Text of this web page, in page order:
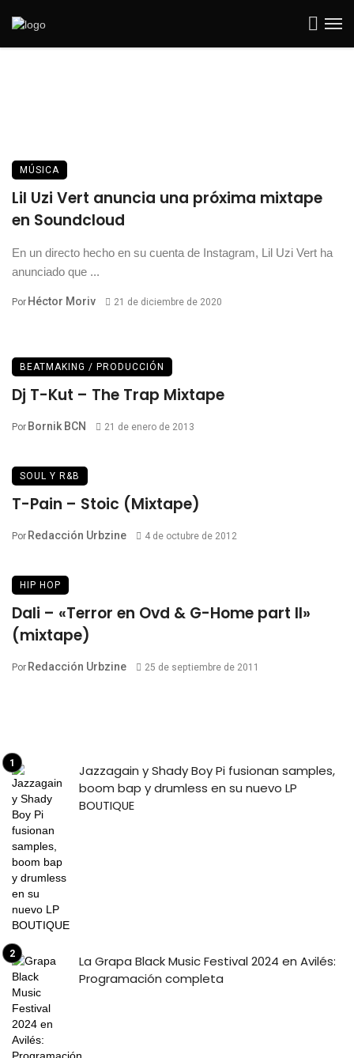
MÚSICA
Lil Uzi Vert anuncia una próxima mixtape
en Soundcloud
En un directo hecho en su cuenta de Instagram, Lil Uzi Vert ha
anunciado que ...
Por Héctor Moriv 21 de diciembre de 2020
BEATMAKING / PRODUCCIÓN
Dj T-Kut – The Trap Mixtape
Por Bornik BCN 21 de enero de 2013
SOUL Y R&B
T-Pain – Stoic (Mixtape)
Por Redacción Urbzine 4 de octubre de 2012
HIP HOP
Dali – «Terror en Ovd & G-Home part II»
(mixtape)
Por Redacción Urbzine 25 de septiembre de 2011
Jazzagain y Shady Boy Pi fusionan samples,
boom bap y drumless en su nuevo LP
BOUTIQUE
La Grapa Black Music Festival 2024 en Avilés:
Programación completa